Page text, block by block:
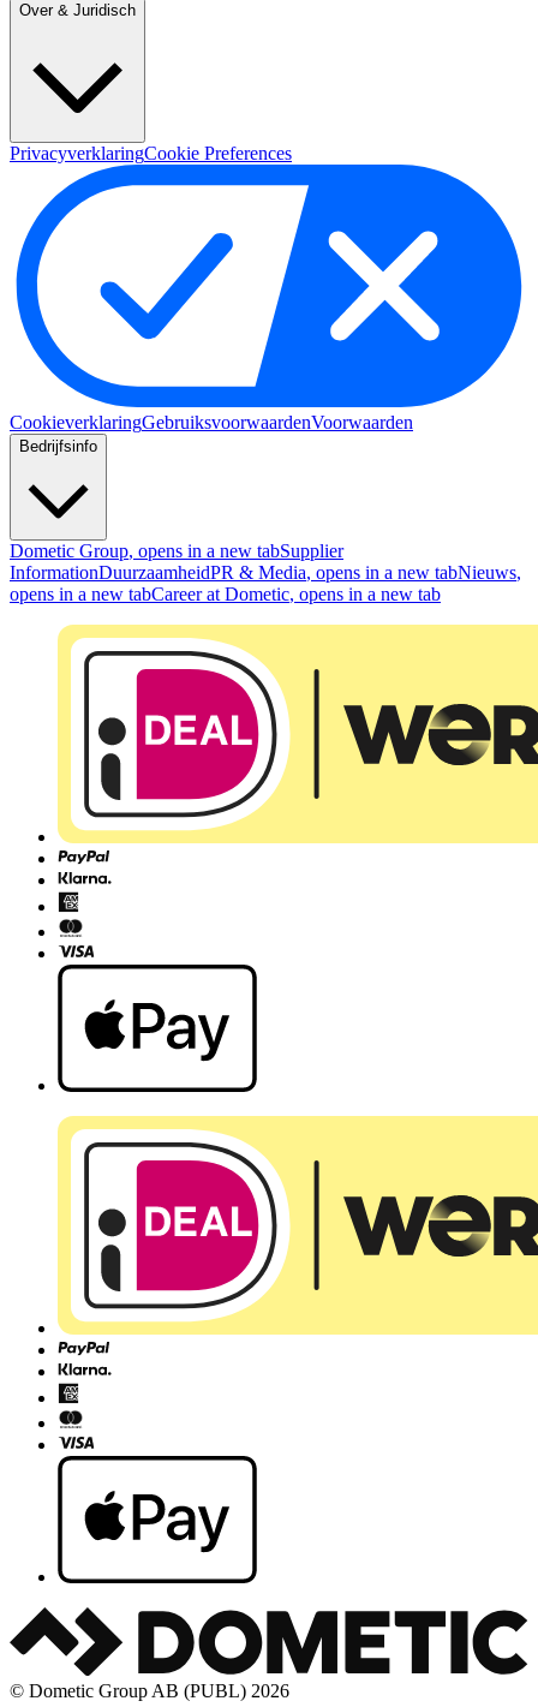
Over & Juridisch
PrivacyverklaringCookie Preferences
CookieverklaringGebruiksvoorwaardenVoorwaarden
Bedrijfsinfo
Dometic Group, opens in a new tabSupplier
InformationDuurzaamheidPR & Media, opens in a new tabNieuws,
opens in a new tabCareer at Dometic, opens in a new tab
© Dometic Group AB (PUBL) 2026